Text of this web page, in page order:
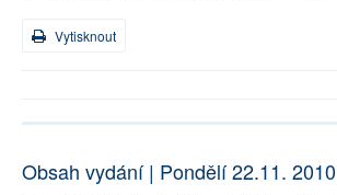
Vytisknout
Obsah vydání | Pondělí 22.11. 2010